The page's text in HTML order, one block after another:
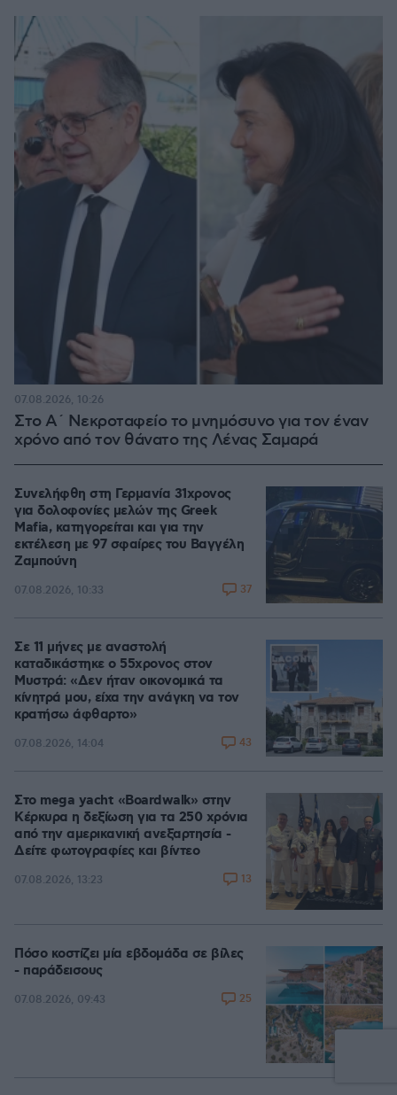
Στο Α΄ Νεκροταφείο το μνημόσυνο για τον έναν
χρόνο από τον θάνατο της Λένας Σαμαρά
07.08.2026, 10:26
Συνελήφθη στη Γερμανία 31χρονος
για δολοφονίες μελών της Greek
Mafia, κατηγορείται και για την
εκτέλεση με 97 σφαίρες του Βαγγέλη
Ζαμπούνη
07.08.2026, 10:33 37
Σε 11 μήνες με αναστολή
καταδικάστηκε ο 55χρονος στον
Μυστρά: «Δεν ήταν οικονομικά τα
κίνητρά μου, είχα την ανάγκη να τον
κρατήσω άφθαρτο»
07.08.2026, 14:04 43
Στο mega yacht «Boardwalk» στην
Κέρκυρα η δεξίωση για τα 250 χρόνια
από την αμερικανική ανεξαρτησία -
Δείτε φωτογραφίες και βίντεο
07.08.2026, 13:23 13
Πόσο κοστίζει μία εβδομάδα σε βίλες
- παράδεισους
07.08.2026, 09:43 25